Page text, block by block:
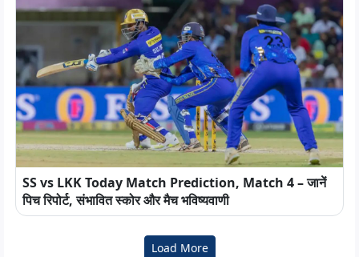
SS vs LKK Today Match Prediction, Match 4 – जानें
पिच रिपोर्ट, संभावित स्कोर और मैच भविष्यवाणी
Load More